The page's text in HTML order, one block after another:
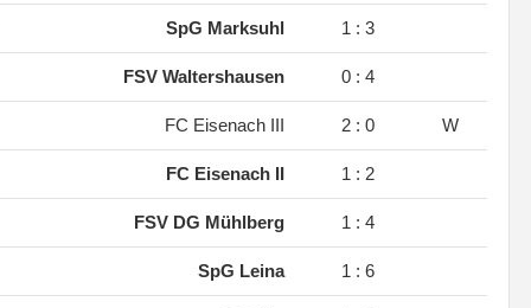
SpG Marksuhl 1 : 3
FSV Waltershausen 0 : 4
FC Eisenach III 2 : 0 W
FC Eisenach II 1 : 2
FSV DG Mühlberg 1 : 4
SpG Leina 1 : 6